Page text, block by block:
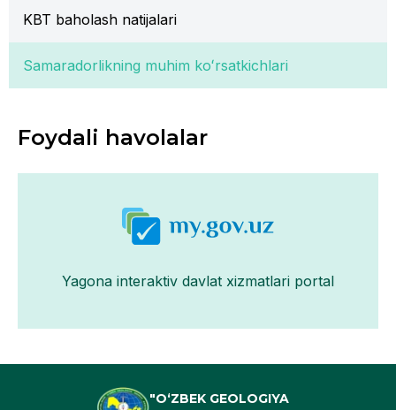
KBT baholash natijalari
Samaradorlikning muhim koʻrsatkichlari
Foydali havolalar
Yagona interaktiv davlat xizmatlari portal
"O‘ZBEK GEOLOGIYA